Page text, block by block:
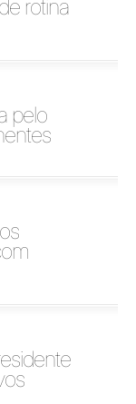
rotina
pelo